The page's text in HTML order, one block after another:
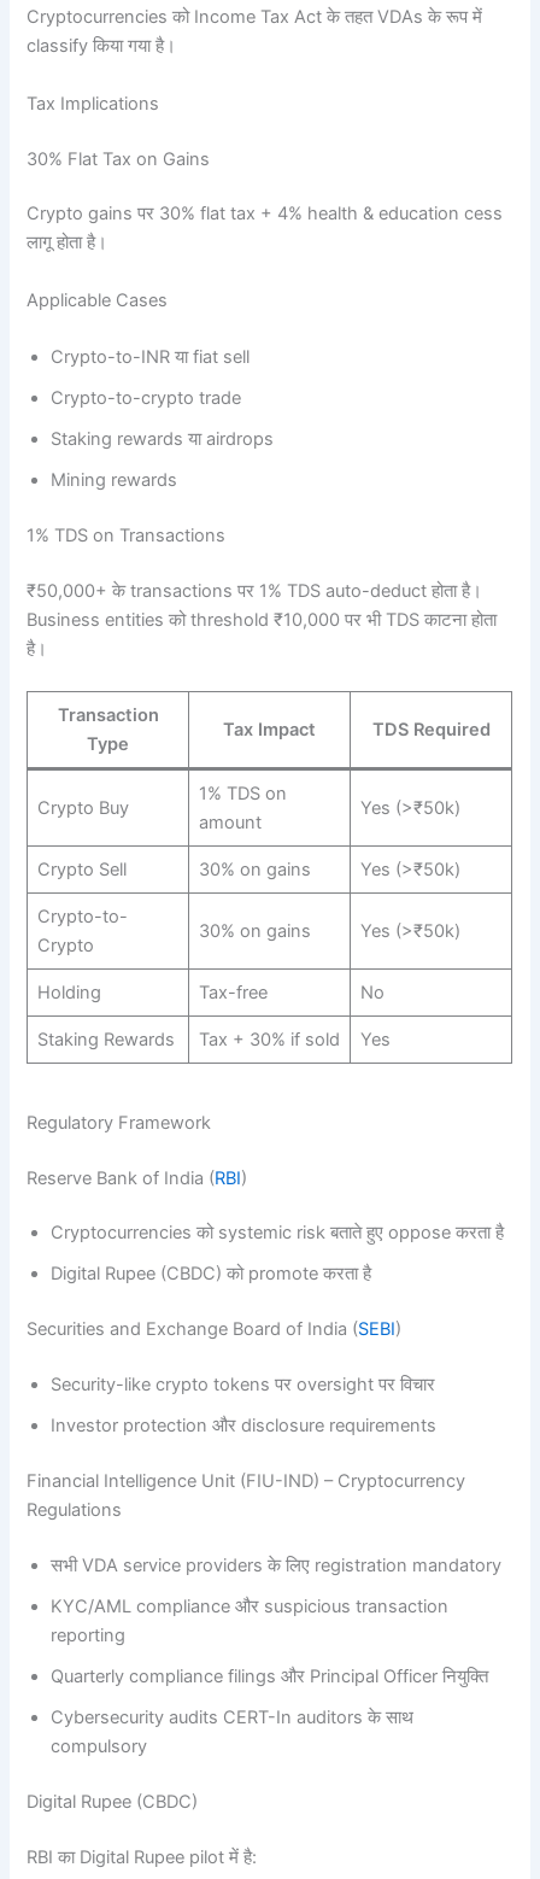
Cryptocurrencies को Income Tax Act के तहत VDAs के रूप में
classify किया गया है।
Tax Implications
30% Flat Tax on Gains
Crypto gains पर 30% flat tax + 4% health & education cess
लागू होता है।
Applicable Cases
Crypto-to-INR या fiat sell
Crypto-to-crypto trade
Staking rewards या airdrops
Mining rewards
1% TDS on Transactions
₹50,000+ के transactions पर 1% TDS auto-deduct होता है।
Business entities को threshold ₹10,000 पर भी TDS काटना होता
है।
Transaction
Type
Tax Impact TDS Required
Crypto Buy
1% TDS on
amount
Yes (>₹50k)
Crypto Sell 30% on gains Yes (>₹50k)
Crypto-to-
Crypto
30% on gains Yes (>₹50k)
Holding Tax-free No
Staking Rewards Tax + 30% if sold Yes
Regulatory Framework
Reserve Bank of India (RBI)
Cryptocurrencies को systemic risk बताते हुए oppose करता है
Digital Rupee (CBDC) को promote करता है
Securities and Exchange Board of India (SEBI)
Security-like crypto tokens पर oversight पर विचार
Investor protection और disclosure requirements
Financial Intelligence Unit (FIU-IND) – Cryptocurrency
Regulations
सभी VDA service providers के लिए registration mandatory
KYC/AML compliance और suspicious transaction
reporting
Quarterly compliance filings और Principal Officer नियुक्ति
Cybersecurity audits CERT-In auditors के साथ
compulsory
Digital Rupee (CBDC)
RBI का Digital Rupee pilot में है: